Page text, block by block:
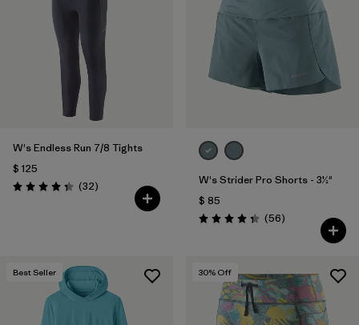
Filtrar por
Materials & Fabric
W's Endless Run 7/8 Tights
$ 125
Valoración: 4.3 / 5
(32Comentarios
)
W's Strider Pro Shorts - 3½"
$ 85
Valoración: 4.3 / 5
(56Comentarios
)
Best Seller 30% Off